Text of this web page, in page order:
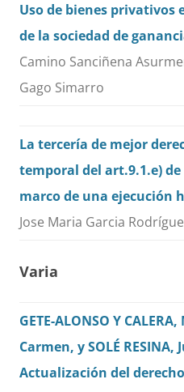
Uso de bienes privativos
de la sociedad de
Camino Sanciñena
Gago Simarro
La tercería de mejor
temporal del art.9.1.e) de
marco de una ejecución
Jose Maria Garcia
Varia
GETE-ALONSO Y CALERA,
Carmen, y SOLÉ RESINA,
Actualización del